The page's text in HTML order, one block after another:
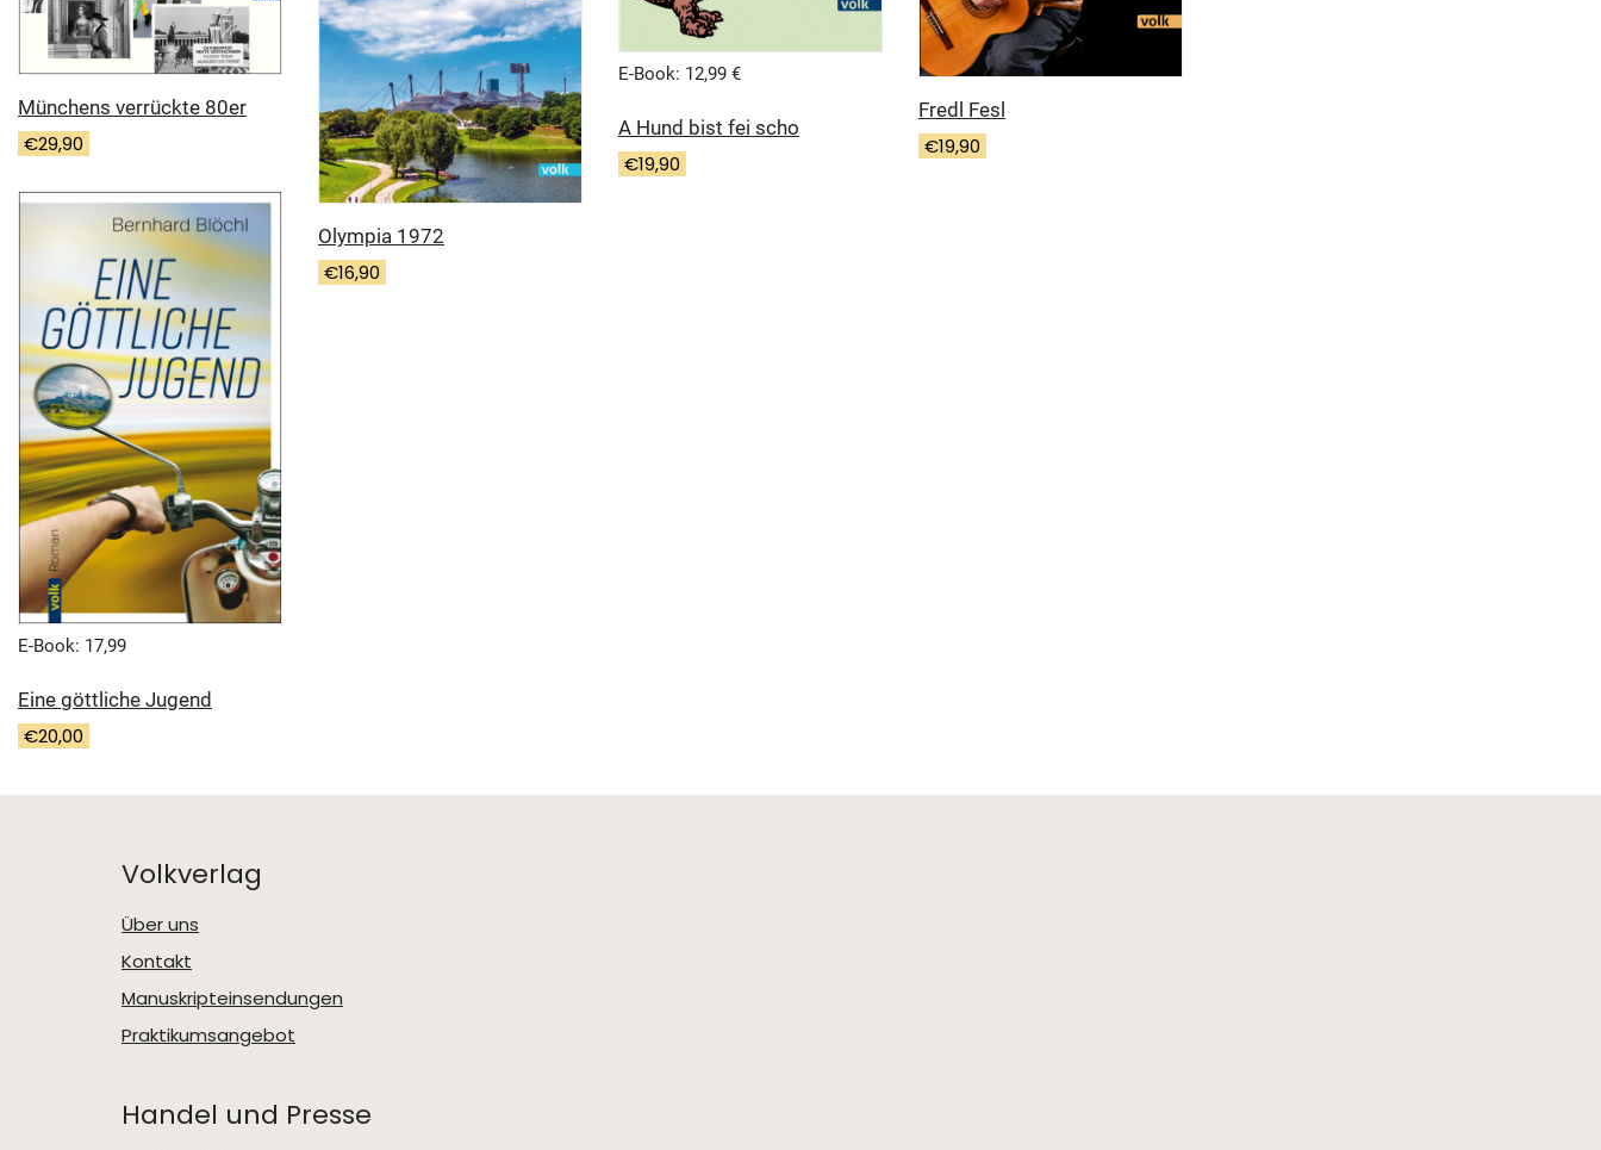
E-Book: 12,99 €
A Hund bist fei scho
€19,90
Fredl Fesl
€19,90
Münchens verrückte 80er
€29,90
Olympia 1972
€16,90
E-Book: 17,99
Eine göttliche Jugend
€20,00
Volkverlag
Über uns
Kontakt
Manuskripteinsendungen
Praktikumsangebot
Handel und Presse